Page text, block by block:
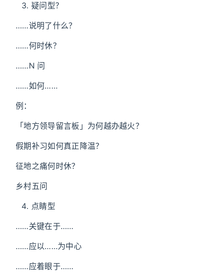
疑问型？
……说明了什么？
……何时休？
……N 问
……如何……
例：
「地方领导留言板」为何越办越火？
假期补习如何真正降温？
征地之痛何时休？
乡村五问
点睛型
……关键在于……
……应以……为中心
……应着眼于……